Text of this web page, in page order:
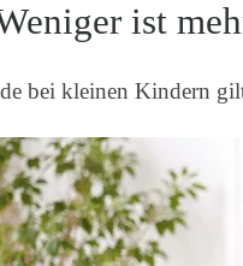
ist
bei kleinen Kindern